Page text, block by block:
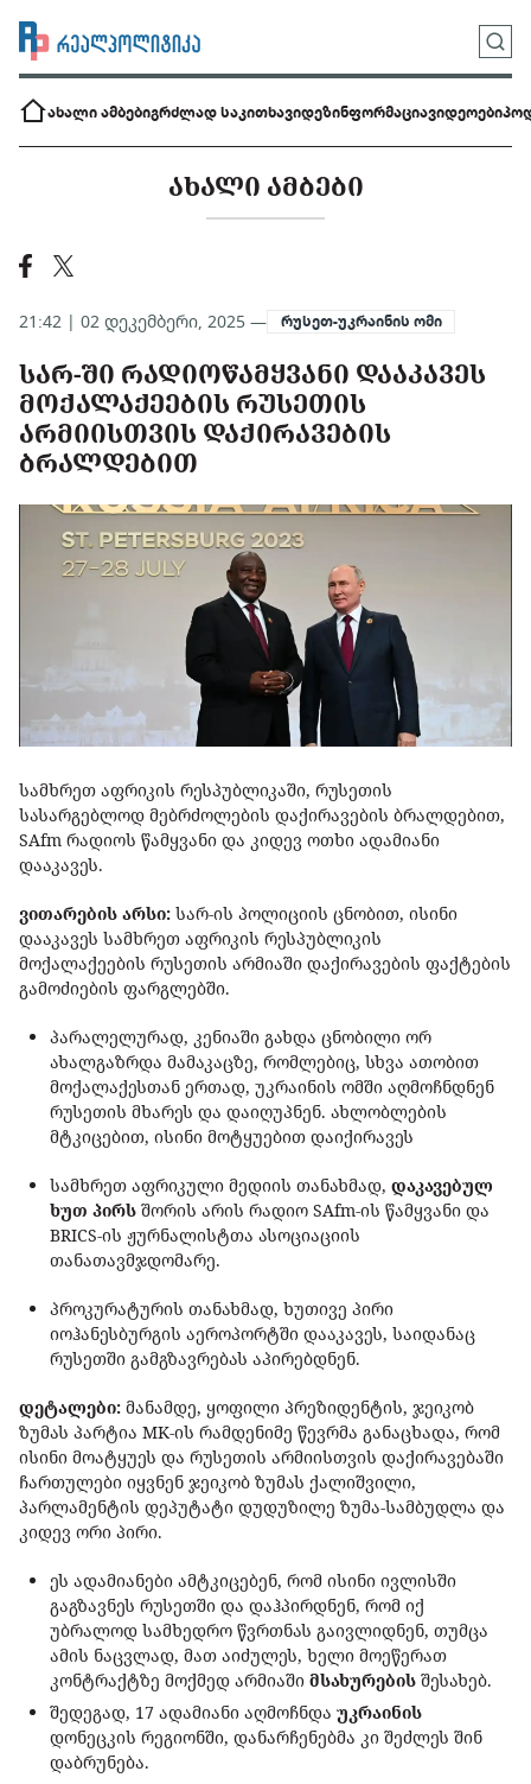
ახალი ამბებიგრძლად საკითხავიდეზინფორმაციავიდეოები
ᲐᲮᲐᲚᲘ ᲐᲛᲑᲔᲑᲘ
21:42 | 02 დეკემბერი, 2025 — რუსეთ-უკრაინის ომი
ᲡᲐᲠ-ᲨᲘ ᲠᲐᲓᲘᲝᲬᲐᲛᲧᲕᲐᲜᲘ ᲓᲐᲐᲙᲐᲕᲔᲡ
ᲛᲝᲥᲐᲚᲐᲥᲔᲔᲑᲘᲡ ᲠᲣᲡᲔᲗᲘᲡ
ᲐᲠᲛᲘᲘᲡᲗᲕᲘᲡ ᲓᲐᲥᲘᲠᲐᲕᲔᲑᲘᲡ
ᲑᲠᲐᲚᲓᲔᲑᲘᲗ
სამხრეთ აფრიკის რესპუბლიკაში, რუსეთის
სასარგებლოდ მებრძოლების დაქირავების ბრალდებით,
SAfm რადიოს წამყვანი და კიდევ ოთხი ადამიანი
დააკავეს.
ვითარების არსი: სარ-ის პოლიციის ცნობით, ისინი
დააკავეს სამხრეთ აფრიკის რესპუბლიკის
მოქალაქეების რუსეთის არმიაში დაქირავების ფაქტების
გამოძიების ფარგლებში.
პარალელურად, კენიაში გახდა ცნობილი ორ
ახალგაზრდა მამაკაცზე, რომლებიც, სხვა ათობით
მოქალაქესთან ერთად, უკრაინის ომში აღმოჩნდნენ
რუსეთის მხარეს და დაიღუპნენ. ახლობლების
მტკიცებით, ისინი მოტყუებით დაიქირავეს
სამხრეთ აფრიკული მედიის თანახმად, დაკავებულ
ხუთ პირს შორის არის რადიო SAfm-ის წამყვანი და
BRICS-ის ჟურნალისტთა ასოციაციის
თანათავმჯდომარე.
პროკურატურის თანახმად, ხუთივე პირი
იოჰანესბურგის აეროპორტში დააკავეს, საიდანაც
რუსეთში გამგზავრებას აპირებდნენ.
დეტალები: მანამდე, ყოფილი პრეზიდენტის, ჯეიკობ
ზუმას პარტია MK-ის რამდენიმე წევრმა განაცხადა, რომ
ისინი მოატყუეს და რუსეთის არმიისთვის დაქირავებაში
ჩართულები იყვნენ ჯეიკობ ზუმას ქალიშვილი,
პარლამენტის დეპუტატი დუდუზილე ზუმა-სამბუდლა და
კიდევ ორი პირი.
ეს ადამიანები ამტკიცებენ, რომ ისინი ივლისში
გაგზავნეს რუსეთში და დაჰპირდნენ, რომ იქ
უბრალოდ სამხედრო წვრთნას გაივლიდნენ, თუმცა
ამის ნაცვლად, მათ აიძულეს, ხელი მოეწერათ
კონტრაქტზე მოქმედ არმიაში მსახურების შესახებ.
შედეგად, 17 ადამიანი აღმოჩნდა უკრაინის
დონეცკის რეგიონში, დანარჩენებმა კი შეძლეს შინ
დაბრუნება.